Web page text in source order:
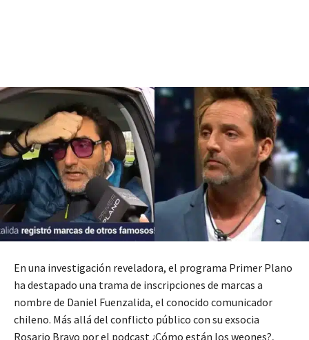
En una investigación reveladora, el programa Primer Plano
ha destapado una trama de inscripciones de marcas a
nombre de Daniel Fuenzalida, el conocido comunicador
chileno. Más allá del conflicto público con su exsocia
Rosario Bravo por el podcast ¿Cómo están los weones?,